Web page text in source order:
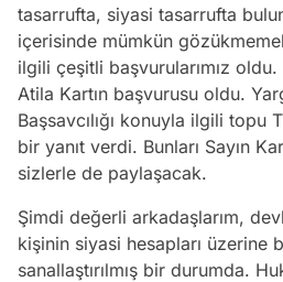
tasarrufta, siyasi tasarrufta
içerisinde mümkün
ilgili çeşitli başvurularımız oldu.
Atila Kartın başvurusu oldu.
Başsavcılığı konuyla ilgili topu
bir yanıt verdi. Bunları Sayın
sizlerle de paylaşacak.
Şimdi değerli arkadaşlarım,
kişinin siyasi hesapları üzerine
sanallaştırılmış bir durumda.